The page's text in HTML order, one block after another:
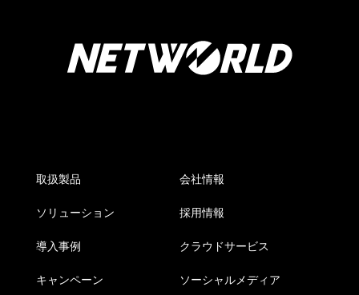
取扱製品
ソリューション
導入事例
キャンペーン
会社情報
採用情報
クラウドサービス
ソーシャルメディア